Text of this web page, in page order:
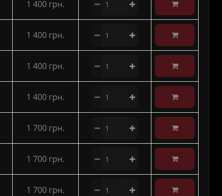
1 400 грн.
1 400 грн.
1 400 грн.
1 400 грн.
1 700 грн.
1 700 грн.
1 700 грн.